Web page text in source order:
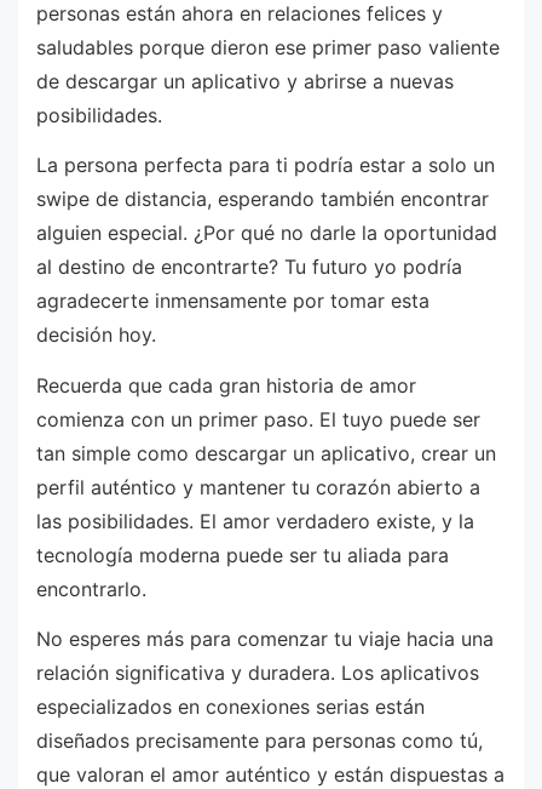
personas están ahora en relaciones felices y
saludables porque dieron ese primer paso valiente
de descargar un aplicativo y abrirse a nuevas
posibilidades.
La persona perfecta para ti podría estar a solo un
swipe de distancia, esperando también encontrar
alguien especial. ¿Por qué no darle la oportunidad
al destino de encontrarte? Tu futuro yo podría
agradecerte inmensamente por tomar esta
decisión hoy.
Recuerda que cada gran historia de amor
comienza con un primer paso. El tuyo puede ser
tan simple como descargar un aplicativo, crear un
perfil auténtico y mantener tu corazón abierto a
las posibilidades. El amor verdadero existe, y la
tecnología moderna puede ser tu aliada para
encontrarlo.
No esperes más para comenzar tu viaje hacia una
relación significativa y duradera. Los aplicativos
especializados en conexiones serias están
diseñados precisamente para personas como tú,
que valoran el amor auténtico y están dispuestas a